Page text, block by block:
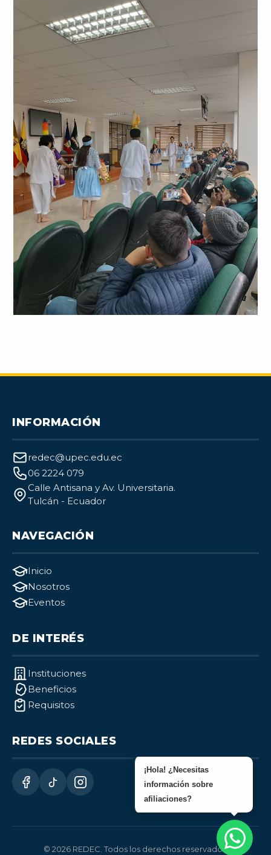
INFORMACIÓN
redec@upec.edu.ec
06 2224 079
Calle Antisana y Av. Universitaria.
Tulcán - Ecuador
NAVEGACIÓN
Inicio
Nosotros
Eventos
DE INTERÉS
Instituciones
Beneficios
Requisitos
REDES SOCIALES
© 2026 REDEC. Todos los derechos reservados.
¡Hola! ¿Necesitas
información sobre
afiliaciones?